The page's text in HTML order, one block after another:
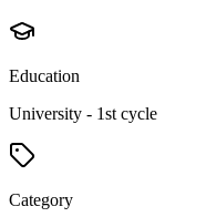
Education
University - 1st cycle
Category